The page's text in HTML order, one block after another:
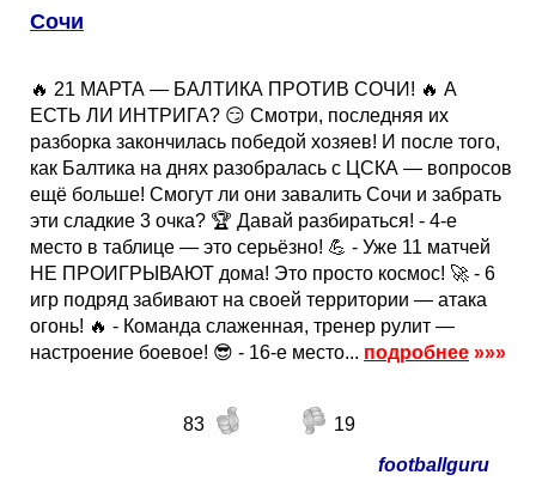
Партнёрка
Вакансии
Реклама
RSS
Лига Европы
Лига Конференций
Чемпионат Мира
Чемпионат Европы
Поиск команд
Расчёт системы
На что ставят?
Telegram Bot
Telegram Bot
Сочи
🔥 21 МАРТА — БАЛТИКА ПРОТИВ СОЧИ! 🔥 А
ЕСТЬ ЛИ ИНТРИГА? 😏 Смотри, последняя их
разборка закончилась победой хозяев! И после того,
как Балтика на днях разобралась с ЦСКА — вопросов
ещё больше! Смогут ли они завалить Сочи и забрать
эти сладкие 3 очка? 🏆 Давай разбираться! - 4-е
место в таблице — это серьёзно! 💪 - Уже 11 матчей
НЕ ПРОИГРЫВАЮТ дома! Это просто космос! 🚀 - 6
игр подряд забивают на своей территории — атака
огонь! 🔥 - Команда слаженная, тренер рулит —
настроение боевое! 😎 - 16-е место... подробнее »»»
83
19
footballguru